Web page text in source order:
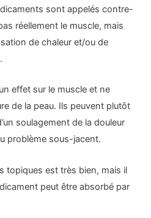
sont appelés contre-
réellement le muscle, mais
de chaleur et/ou de
effet sur le muscle et ne
de la peau. Ils peuvent plutôt
soulagement de la douleur
problème sous-jacent.
topiques est très bien, mais il
peut être absorbé par